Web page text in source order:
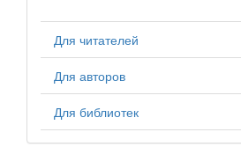
Для читателей
Для авторов
Для библиотек